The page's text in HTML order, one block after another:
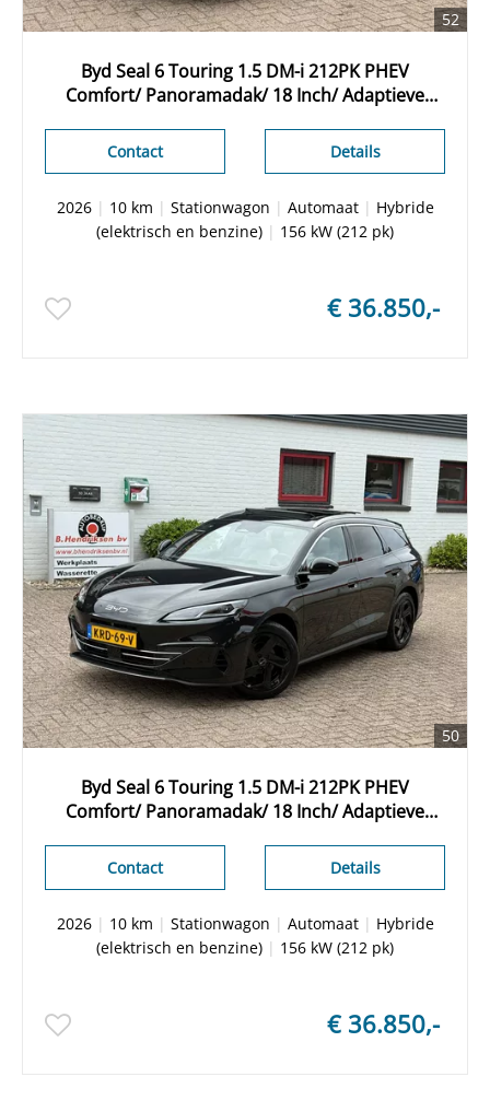
52
Byd Seal 6 Touring 1.5 DM-i 212PK PHEV
Comfort/ Panoramadak/ 18 Inch/ Adaptieve
elektrisch/ Nieuwe voorraad auto
Details
Contact
2026| 10 km | Stationwagon | Automaat| Hybride
(elektrisch en benzine) | 156 kW (212 pk)
€ 36.850,-
50
Byd Seal 6 Touring 1.5 DM-i 212PK PHEV
Comfort/ Panoramadak/ 18 Inch/ Adaptieve
elektrisch/ Nieuwe voorraad auto
Details
Contact
2026| 10 km | Stationwagon | Automaat| Hybride
(elektrisch en benzine) | 156 kW (212 pk)
€ 36.850,-